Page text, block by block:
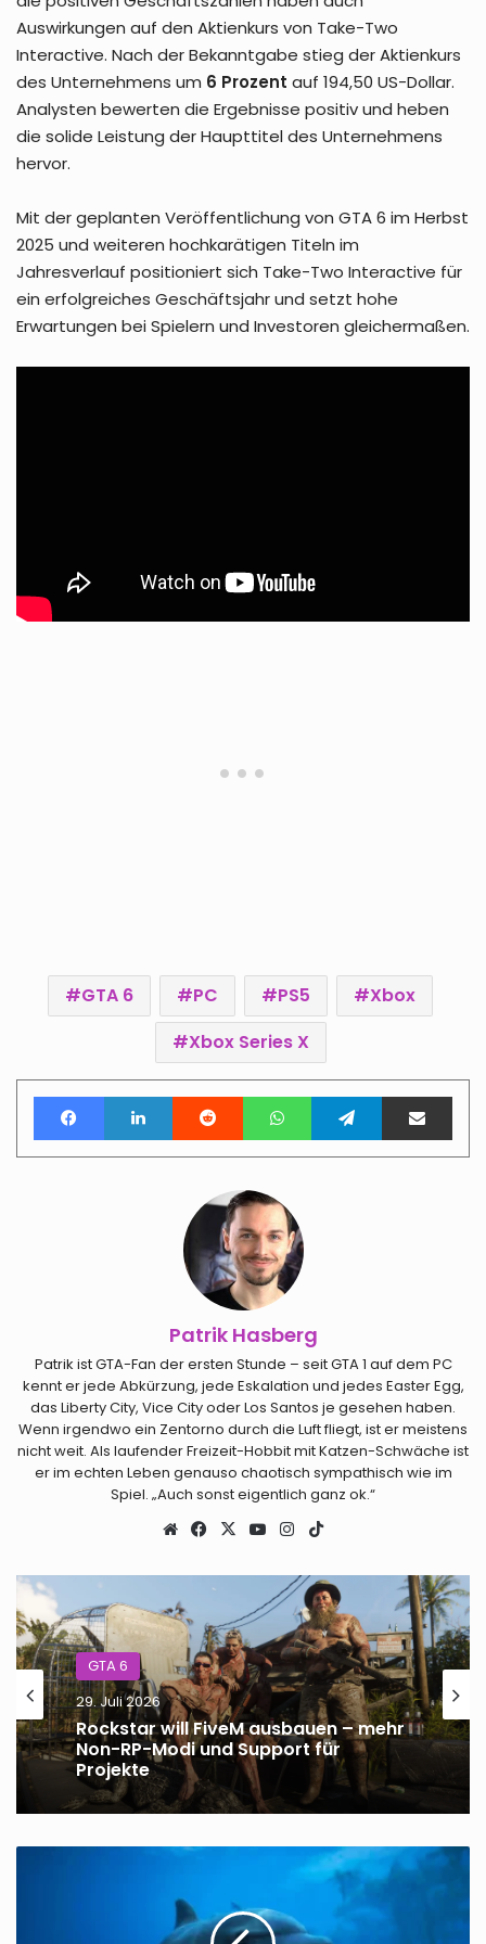
Auswirkungen auf den Aktienkurs von Take-Two
Interactive. Nach der Bekanntgabe stieg der Aktienkurs
des Unternehmens um 6 Prozent auf 194,50 US-Dollar.
Analysten bewerten die Ergebnisse positiv und heben
die solide Leistung der Haupttitel des Unternehmens
hervor.
Mit der geplanten Veröffentlichung von GTA 6 im Herbst
2025 und weiteren hochkarätigen Titeln im
Jahresverlauf positioniert sich Take-Two Interactive für
ein erfolgreiches Geschäftsjahr und setzt hohe
Erwartungen bei Spielern und Investoren gleichermaßen.
GTA 6 PC PS5
Xbox
Xbox Series X
FacebookLinkedIn Reddit WhatsAppTelegramTeile per E-Mail
Patrik Hasberg
Patrik ist GTA-Fan der ersten Stunde – seit GTA 1 auf dem PC
kennt er jede Abkürzung, jede Eskalation und jedes Easter Egg,
das Liberty City, Vice City oder Los Santos je gesehen haben.
Wenn irgendwo ein Zentorno durch die Luft fliegt, ist er meistens
nicht weit. Als laufender Freizeit-Hobbit mit Katzen-Schwäche ist
er im echten Leben genauso chaotisch sympathisch wie im
Spiel. „Auch sonst eigentlich ganz ok.“
Webseite
Facebook
X YouTubeInstagram
GTA 6
29. Juli 2026
Rockstar will FiveM ausbauen – mehr
Non-RP-Modi und Support für
Projekte
GTA